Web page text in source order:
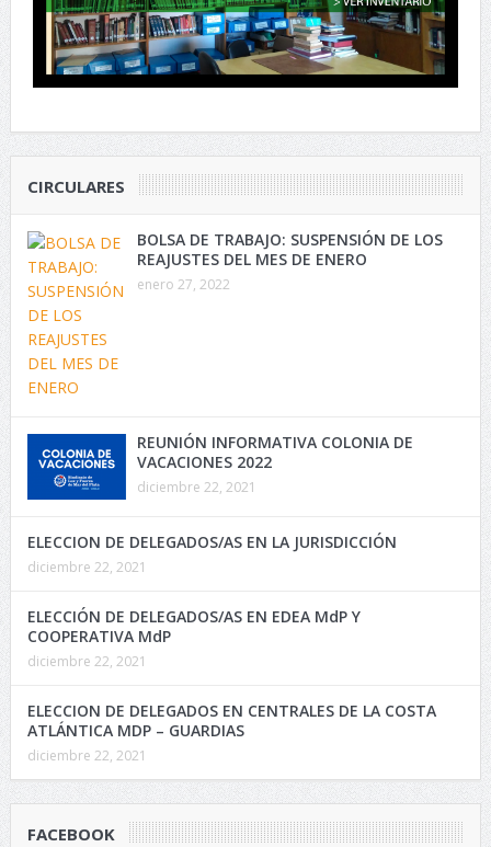
CIRCULARES
BOLSA DE TRABAJO: SUSPENSIÓN DE LOS
REAJUSTES DEL MES DE ENERO
enero 27, 2022
REUNIÓN INFORMATIVA COLONIA DE
VACACIONES 2022
diciembre 22, 2021
ELECCION DE DELEGADOS/AS EN LA JURISDICCIÓN
diciembre 22, 2021
ELECCIÓN DE DELEGADOS/AS EN EDEA MdP Y
COOPERATIVA MdP
diciembre 22, 2021
ELECCION DE DELEGADOS EN CENTRALES DE LA COSTA
ATLÁNTICA MDP – GUARDIAS
diciembre 22, 2021
FACEBOOK